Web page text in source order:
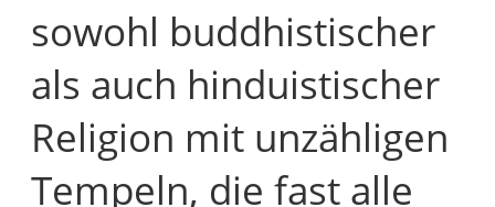
sowohl buddhistischer
als auch hinduistischer
Religion mit unzähligen
Tempeln, die fast alle